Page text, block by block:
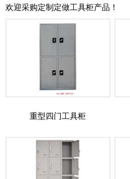
欢迎采购定制定做工具柜产品！
重型四门工具柜